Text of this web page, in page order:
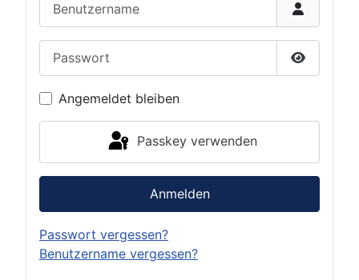
Passwort
Angemeldet bleiben
Passkey verwenden
Anmelden
Passwort vergessen?
Benutzername vergessen?